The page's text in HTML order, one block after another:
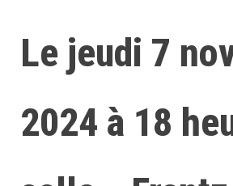
Le jeudi 7
2024 à 18